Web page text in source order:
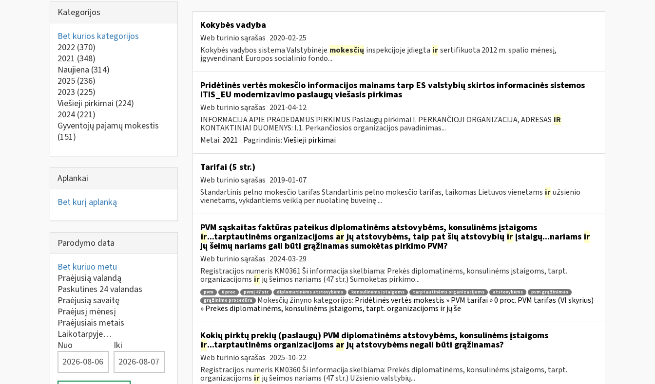
Kategorijos
Bet kurios kategorijos
2022 (370)
2021 (348)
Naujiena (314)
2025 (236)
2023 (225)
Viešieji pirkimai (224)
2024 (221)
Gyventojų pajamų mokestis
(151)
Aplankai
Bet kurį aplanką
Parodymo data
Bet kuriuo metu
Praėjusią valandą
Paskutines 24 valandas
Praėjusią savaitę
Praėjusį mėnesį
Praėjusiais metais
Laikotarpyje…
Nuo
Iki
Kokybės vadyba
Web turinio sąrašas 2020-02-25
Kokybės vadybos sistema Valstybinėje mokesčių inspekcijoje įdiegta ir sertifikuota 2012 m. spalio mėnesį,
įgyvendinant Europos socialinio fondo...
Pridėtinės vertės mokesčio informacijos mainams tarp ES valstybių skirtos informacinės sistemos
ITIS_EU modernizavimo paslaugų viešasis pirkimas
Web turinio sąrašas 2021-04-12
INFORMACIJA APIE PRADEDAMUS PIRKIMUS Paslaugų pirkimai I. PERKANČIOJI ORGANIZACIJA, ADRESAS IR
KONTAKTINIAI DUOMENYS: I.1. Perkančiosios organizacijos pavadinimas...
Metai: 2021 Pagrindinis:Viešieji pirkimai
Tarifai (5 str.)
Web turinio sąrašas 2019-01-07
Standartinis pelno mokesčio tarifas Standartinis pelno mokesčio tarifas, taikomas Lietuvos vienetams ir užsienio
vienetams, vykdantiems veiklą per nuolatinę buveinę ...
PVM sąskaitas faktūras pateikus diplomatinėms atstovybėms, konsulinėms įstaigoms
ir...tarptautinėms organizacijoms arjų atstovybėms, taip pat šių atstovybių irįstaigų...nariams ir
jų šeimų nariams gali būti grąžinamas sumokėtas pirkimo PVM?
Web turinio sąrašas 2024-03-29
Registracijos numeris KM0361 Ši informacija skelbiama: Prekės diplomatinėms, konsulinėms įstaigoms, tarpt.
organizacijoms ir jų šeimos nariams (47 str.) Sumokėtas pirkimo...
pvm 0 proc pvmį 47 str diplomatinėms atstovybėms konsulinėms įstaigoms tarptautinėms organizacijoms atstovybėms
pvm grąžinimas
grąžinimo procedūra
Mokesčių žinyno kategorijos: Pridėtinės vertės mokestis » PVM tarifai » 0 proc. PVM tarifas (VI skyrius)
» Prekės diplomatinėms, konsulinėms įstaigoms, tarpt. organizacijoms ir jų še
Kokių pirktų prekių (paslaugų) PVM diplomatinėms atstovybėms, konsulinėms įstaigoms
ir...tarptautinėms organizacijoms arjų atstovybėms negali būti grąžinamas?
Web turinio sąrašas 2025-10-22
Registracijos numeris KM0360 Ši informacija skelbiama: Prekės diplomatinėms, konsulinėms įstaigoms, tarpt.
organizacijoms ir jų šeimos nariams (47 str.) Užsienio valstybių...